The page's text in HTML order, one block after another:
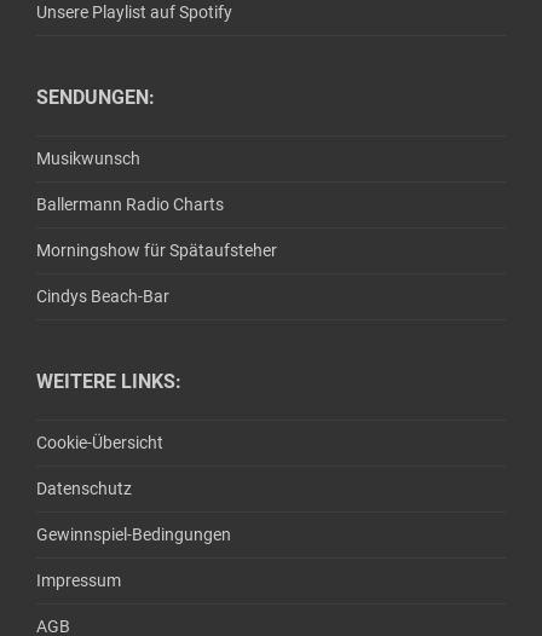
Unsere Playlist auf Spotify
SENDUNGEN:
Musikwunsch
Ballermann Radio Charts
Morningshow für Spätaufsteher
Cindys Beach-Bar
WEITERE LINKS:
Cookie-Übersicht
Datenschutz
Gewinnspiel-Bedingungen
Impressum
AGB